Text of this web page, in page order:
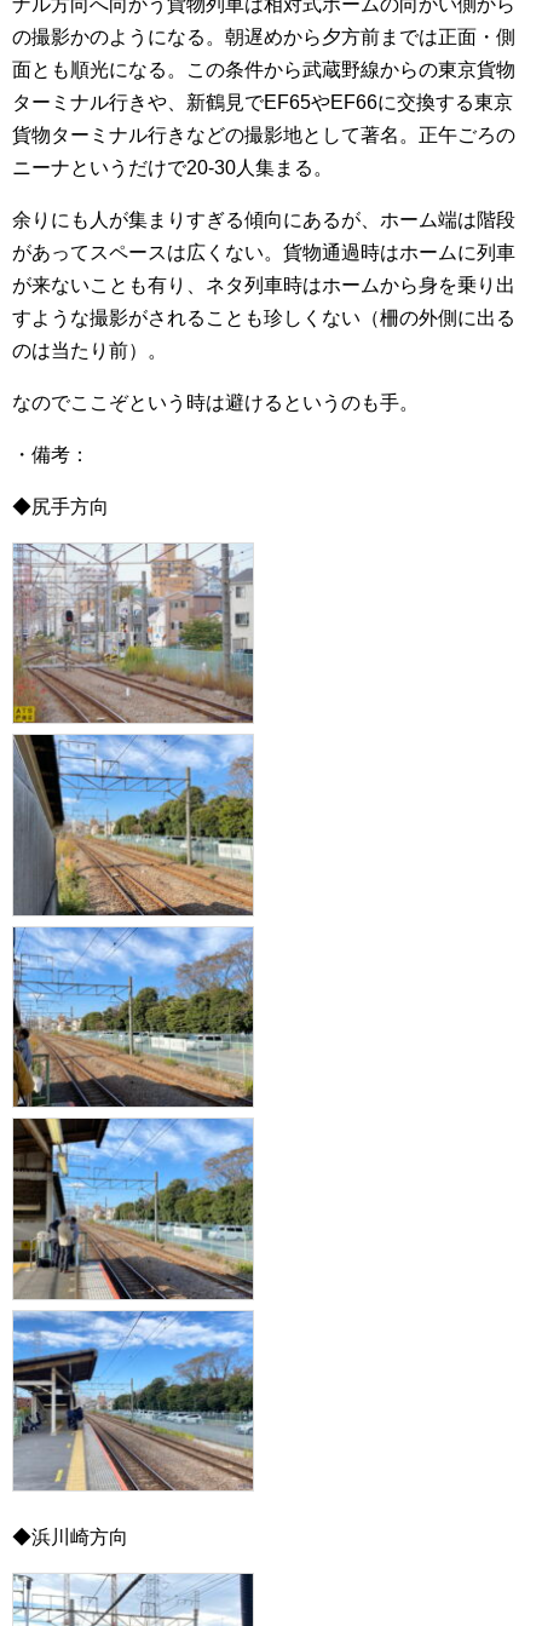
の撮影かのようになる。朝遅めから夕方前までは正面・側
面とも順光になる。この条件から武蔵野線からの東京貨物
ターミナル行きや、新鶴見でEF65やEF66に交換する東京
貨物ターミナル行きなどの撮影地として著名。正午ごろの
ニーナというだけで20-30人集まる。
余りにも人が集まりすぎる傾向にあるが、ホーム端は階段
があってスペースは広くない。貨物通過時はホームに列車
が来ないことも有り、ネタ列車時はホームから身を乗り出
すような撮影がされることも珍しくない（柵の外側に出る
のは当たり前）。
なのでここぞという時は避けるというのも手。
・備考：
◆尻手方向
◆浜川崎方向